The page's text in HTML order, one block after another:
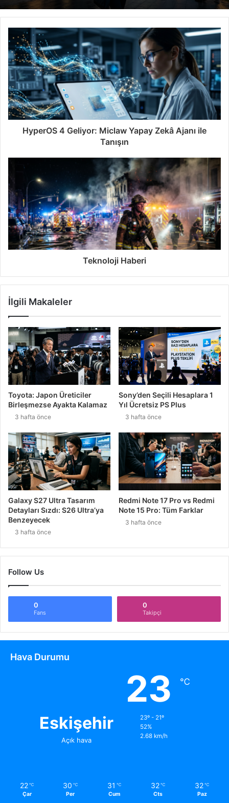
HyperOS 4 Geliyor: Miclaw Yapay Zekâ Ajanı ile
Tanışın
Teknoloji Haberi
İlgili Makaleler
Toyota: Japon Üreticiler
Birleşmezse Ayakta Kalamaz
3 hafta önce
Sony’den Seçili Hesaplara 1
Yıl Ücretsiz PS Plus
3 hafta önce
Galaxy S27 Ultra Tasarım
Detayları Sızdı: S26 Ultra’ya
Benzeyecek
3 hafta önce
Redmi Note 17 Pro vs Redmi
Note 15 Pro: Tüm Farklar
3 hafta önce
Follow Us
0
Fans
0
Takipçi
Hava Durumu
Eskişehir
Açık hava
23 ℃
23º - 21º
52%
2.68 km/h
22 ℃
Çar
30 ℃
Per
31 ℃
Cum
32 ℃
Cts
32 ℃
Paz